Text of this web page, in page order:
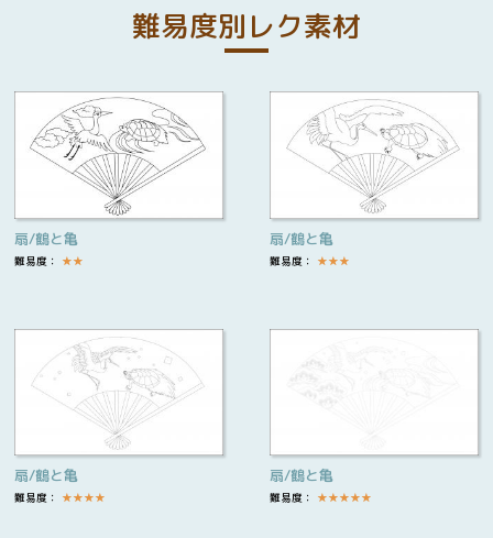
難易度別レク素材
扇/鶴と亀
難易度： ★★
扇/鶴と亀
難易度： ★★★
扇/鶴と亀
難易度： ★★★★
扇/鶴と亀
難易度： ★★★★★